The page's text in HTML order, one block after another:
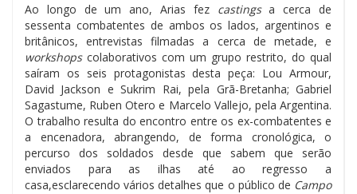
Ao longo de um ano, Arias fez castingsa cerca de
sessenta combatentes de ambos os lados, argentinos e
britânicos, entrevistas filmadas a cerca de metade, e
workshopscolaborativos com um grupo restrito, do qual
saíram os seis protagonistas desta peça: Lou Armour,
David Jackson e Sukrim Rai, pela Grã-Bretanha; Gabriel
Sagastume, Ruben Otero e Marcelo Vallejo, pela Argentina.
O trabalho resulta do encontro entre os ex-combatentes e
a encenadora, abrangendo, de forma cronológica, o
percurso dos soldados desde que sabem que serão
enviados para as ilhas até ao regresso a
casa,esclarecendo vários detalhes que o público de Campo